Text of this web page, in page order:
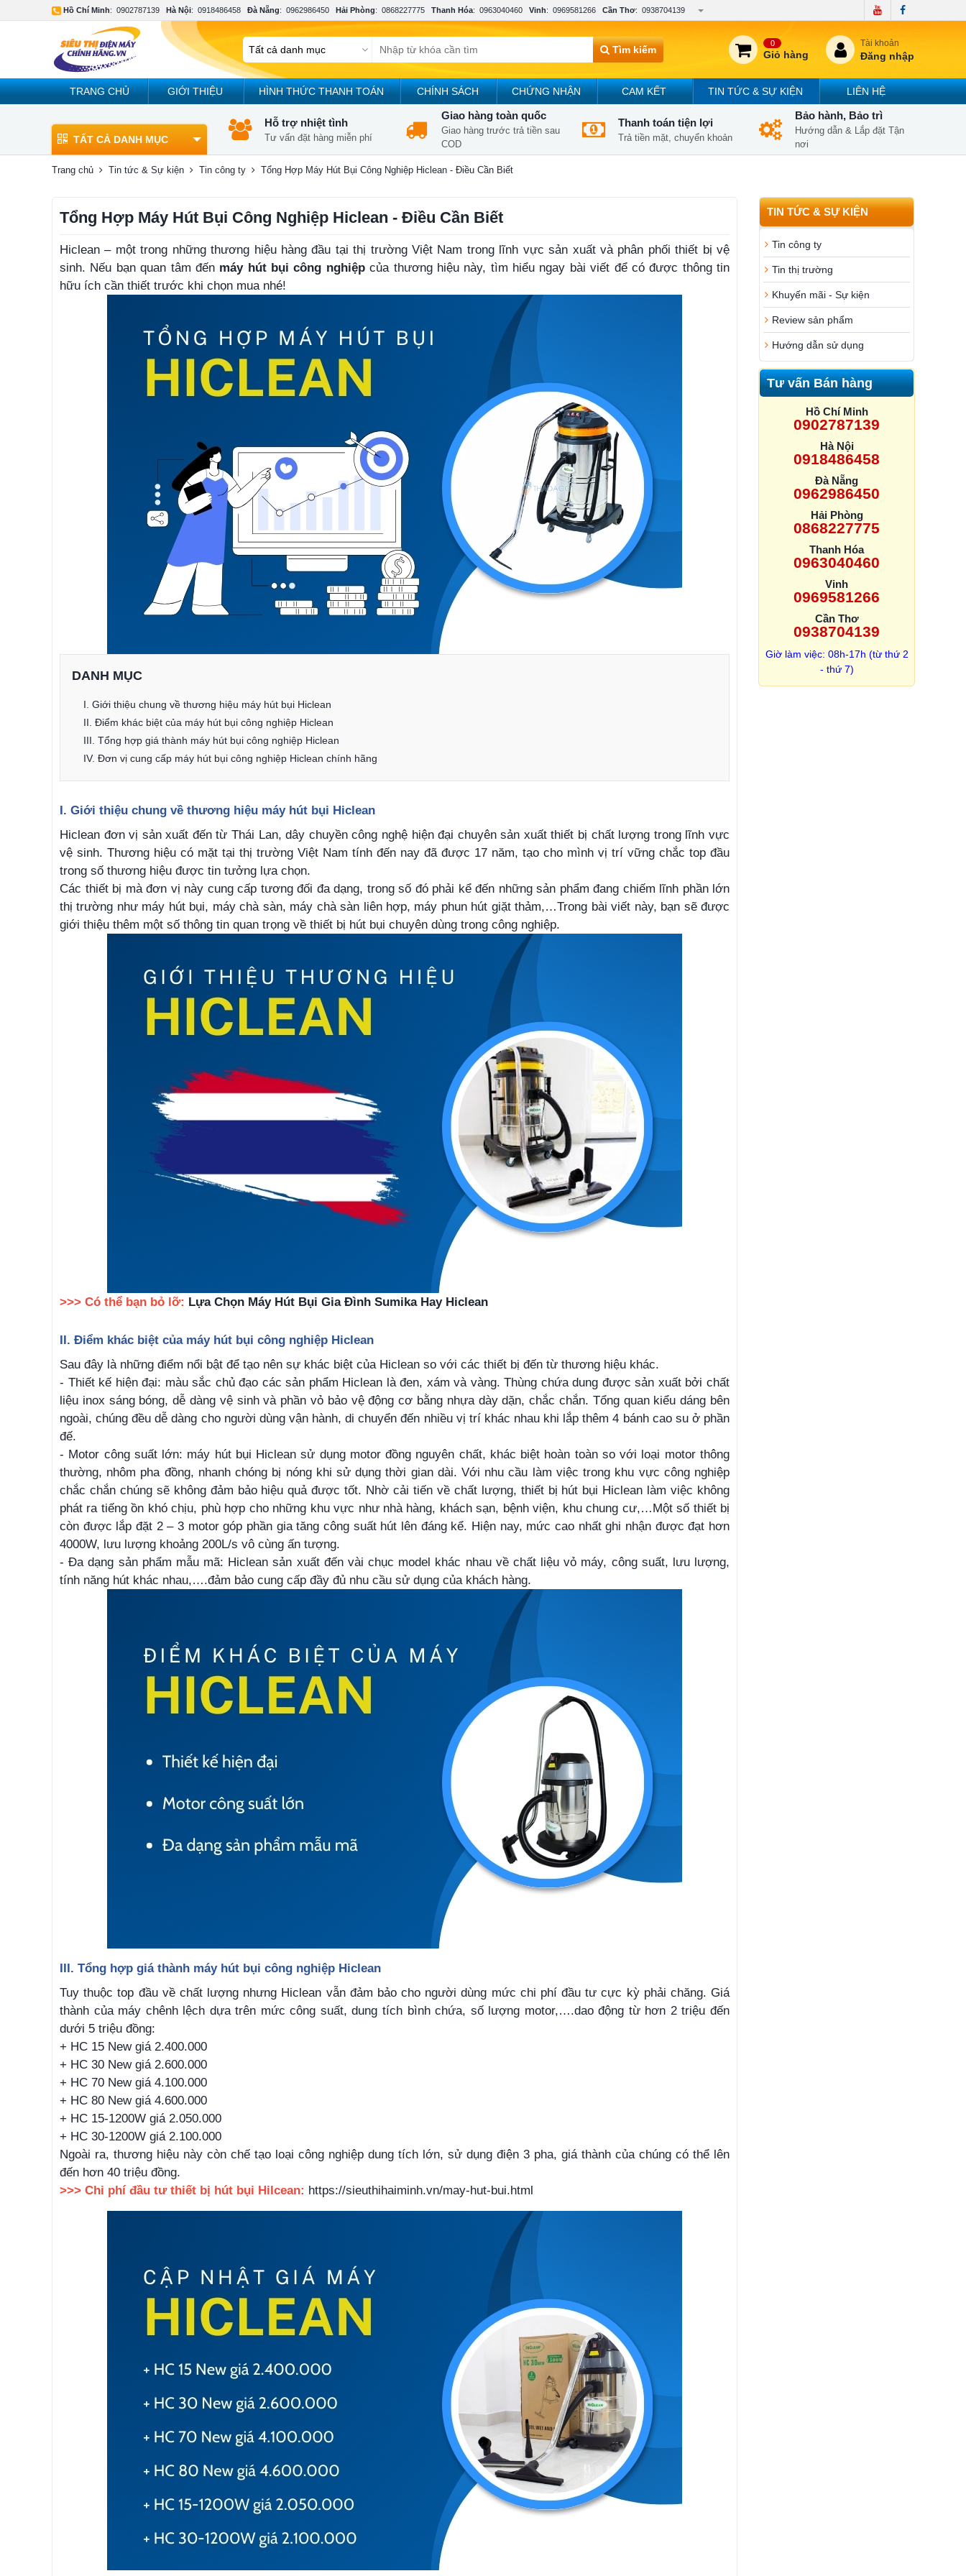
Hồ Chí Minh: 0902787139 Hà Nội: 0918486458 Đà Nẵng: 0962986450 Hải Phòng: 0868227775 Thanh Hóa: 0963040460 Vinh: 0969581266 Cần Thơ: 0938704139
Tìm kiếm
0
Giỏ hàng
Tài khoản
Đăng nhập
TRANG CHỦ GIỚI THIỆU HÌNH THỨC THANH TOÁN CHÍNH SÁCH CHỨNG NHẬN CAM KẾT TIN TỨC & SỰ KIỆN LIÊN HỆ
TẤT CẢ DANH MỤC
Hỗ trợ nhiệt tình
Tư vấn đặt hàng miễn phí
Giao hàng toàn quốc
Giao hàng trước trả tiền sau
COD
Thanh toán tiện lợi
Trả tiền mặt, chuyển khoản
Bảo hành, Bảo trì
Hướng dẫn & Lắp đặt Tận
nơi
Trang chủ Tin tức & Sự kiện Tin công ty Tổng Hợp Máy Hút Bụi Công Nghiệp Hiclean - Điều Cần Biết
TIN TỨC & SỰ KIỆN
Tin công ty
Tin thị trường
Khuyến mãi - Sự kiện
Review sản phẩm
Hướng dẫn sử dụng
Tư vấn Bán hàng
Hồ Chí Minh
0902787139
Hà Nội
0918486458
Đà Nẵng
0962986450
Hải Phòng
0868227775
Thanh Hóa
0963040460
Vinh
0969581266
Cần Thơ
0938704139
Giờ làm việc: 08h-17h (từ thứ 2
- thứ 7)
Tổng Hợp Máy Hút Bụi Công Nghiệp Hiclean - Điều Cần Biết
Hiclean – một trong những thương hiệu hàng đầu tại thị trường Việt Nam trong lĩnh vực sản xuất và phân phối thiết bị vệ
sinh. Nếu bạn quan tâm đến máy hút bụi công nghiệpcủa thương hiệu này, tìm hiểu ngay bài viết để có được thông tin
hữu ích cần thiết trước khi chọn mua nhé!
DANH MỤC
I. Giới thiệu chung về thương hiệu máy hút bụi Hiclean
II. Điểm khác biệt của máy hút bụi công nghiệp Hiclean
III. Tổng hợp giá thành máy hút bụi công nghiệp Hiclean
IV. Đơn vị cung cấp máy hút bụi công nghiệp Hiclean chính hãng
I. Giới thiệu chung về thương hiệu máy hút bụi Hiclean
Hiclean đơn vị sản xuất đến từ Thái Lan, dây chuyền công nghệ hiện đại chuyên sản xuất thiết bị chất lượng trong lĩnh vực
vệ sinh. Thương hiệu có mặt tại thị trường Việt Nam tính đến nay đã được 17 năm, tạo cho mình vị trí vững chắc top đầu
trong số thương hiệu được tin tưởng lựa chọn.
Các thiết bị mà đơn vị này cung cấp tương đối đa dạng, trong số đó phải kể đến những sản phẩm đang chiếm lĩnh phần lớn
thị trường như máy hút bụi, máy chà sàn, máy chà sàn liên hợp, máy phun hút giặt thảm,…Trong bài viết này, bạn sẽ được
giới thiệu thêm một số thông tin quan trọng về thiết bị hút bụi chuyên dùng trong công nghiệp.
>>> Có thể bạn bỏ lỡ: Lựa Chọn Máy Hút Bụi Gia Đình Sumika Hay Hiclean
II. Điểm khác biệt của máy hút bụi công nghiệp Hiclean
Sau đây là những điểm nổi bật để tạo nên sự khác biệt của Hiclean so với các thiết bị đến từ thương hiệu khác.
- Thiết kế hiện đại: màu sắc chủ đạo các sản phẩm Hiclean là đen, xám và vàng. Thùng chứa dung được sản xuất bởi chất
liệu inox sáng bóng, dễ dàng vệ sinh và phần vỏ bảo vệ động cơ bằng nhựa dày dặn, chắc chắn. Tổng quan kiểu dáng bên
ngoài, chúng đều dễ dàng cho người dùng vận hành, di chuyển đến nhiều vị trí khác nhau khi lắp thêm 4 bánh cao su ở phần
đế.
- Motor công suất lớn: máy hút bụi Hiclean sử dụng motor đồng nguyên chất, khác biệt hoàn toàn so với loại motor thông
thường, nhôm pha đồng, nhanh chóng bị nóng khi sử dụng thời gian dài. Với nhu cầu làm việc trong khu vực công nghiệp
chắc chắn chúng sẽ không đảm bảo hiệu quả được tốt. Nhờ cải tiến về chất lượng, thiết bị hút bụi Hiclean làm việc không
phát ra tiếng ồn khó chịu, phù hợp cho những khu vực như nhà hàng, khách sạn, bệnh viện, khu chung cư,…Một số thiết bị
còn được lắp đặt 2 – 3 motor góp phần gia tăng công suất hút lên đáng kể. Hiện nay, mức cao nhất ghi nhận được đạt hơn
4000W, lưu lượng khoảng 200L/s vô cùng ấn tượng.
- Đa dạng sản phẩm mẫu mã: Hiclean sản xuất đến vài chục model khác nhau về chất liệu vỏ máy, công suất, lưu lượng,
tính năng hút khác nhau,….đảm bảo cung cấp đầy đủ nhu cầu sử dụng của khách hàng.
III. Tổng hợp giá thành máy hút bụi công nghiệp Hiclean
Tuy thuộc top đầu về chất lượng nhưng Hiclean vẫn đảm bảo cho người dùng mức chi phí đầu tư cực kỳ phải chăng. Giá
thành của máy chênh lệch dựa trên mức công suất, dung tích bình chứa, số lượng motor,….dao động từ hơn 2 triệu đến
dưới 5 triệu đồng:
+ HC 15 New giá 2.400.000
+ HC 30 New giá 2.600.000
+ HC 70 New giá 4.100.000
+ HC 80 New giá 4.600.000
+ HC 15-1200W giá 2.050.000
+ HC 30-1200W giá 2.100.000
Ngoài ra, thương hiệu này còn chế tạo loại công nghiệp dung tích lớn, sử dụng điện 3 pha, giá thành của chúng có thể lên
đến hơn 40 triệu đồng.
>>> Chi phí đầu tư thiết bị hút bụi Hilcean: https://sieuthihaiminh.vn/may-hut-bui.html